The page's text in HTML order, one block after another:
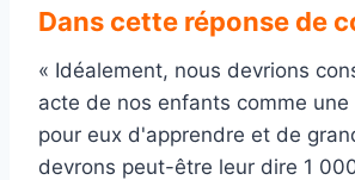
Dans cette réponse de
« Idéalement, nous devrions
acte de nos enfants comme
pour eux d'apprendre et de
devrons peut-être leur dire 1